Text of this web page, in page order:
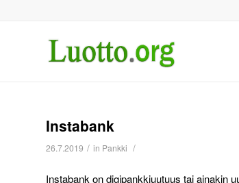
Instabank
26.7.2019 / in Pankki /
Instabank on digipankkiuutuus tai ainakin